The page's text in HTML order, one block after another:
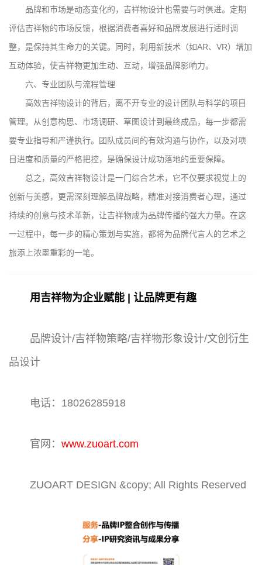
品牌和市场是动态变化的，吉祥物设计也需要与时俱进。定期
评估吉祥物的市场反馈，根据消费者喜好和品牌发展进行适时调
整，是保持其生命力的关键。同时，利用新技术（如AR、VR）增加
互动体验，使吉祥物更加生动、互动，增强品牌影响力。
六、专业团队与流程管理
高效吉祥物设计的背后，离不开专业的设计团队与科学的项目
管理。从创意构思、市场调研、草图设计到最终成品，每一步都需
要专业指导和严谨执行。团队成员间的有效沟通与协作，以及对项
目进度和质量的严格把控，是确保设计成功落地的重要保障。
总之，高效吉祥物设计是一门综合艺术，它不仅要求视觉上的
创新与美感，更需深刻理解品牌战略，精准对接消费者心理，通过
持续的创意与技术革新，让吉祥物成为品牌传播的强大力量。在这
一过程中，每一步的精心策划与实施，都将为品牌代言人的艺术之
旅添上浓墨重彩的一笔。
用吉祥物为企业赋能 | 让品牌更有趣
品牌设计/吉祥物策略/吉祥物形象设计/文创衍生
品设计
电话：18026285918
官网： www.zuoart.com
ZUOART DESIGN &copy; All Rights Reserved